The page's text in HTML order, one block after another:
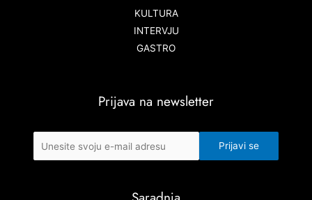
KULTURA
INTERVJU
GASTRO
Prijava na newsletter